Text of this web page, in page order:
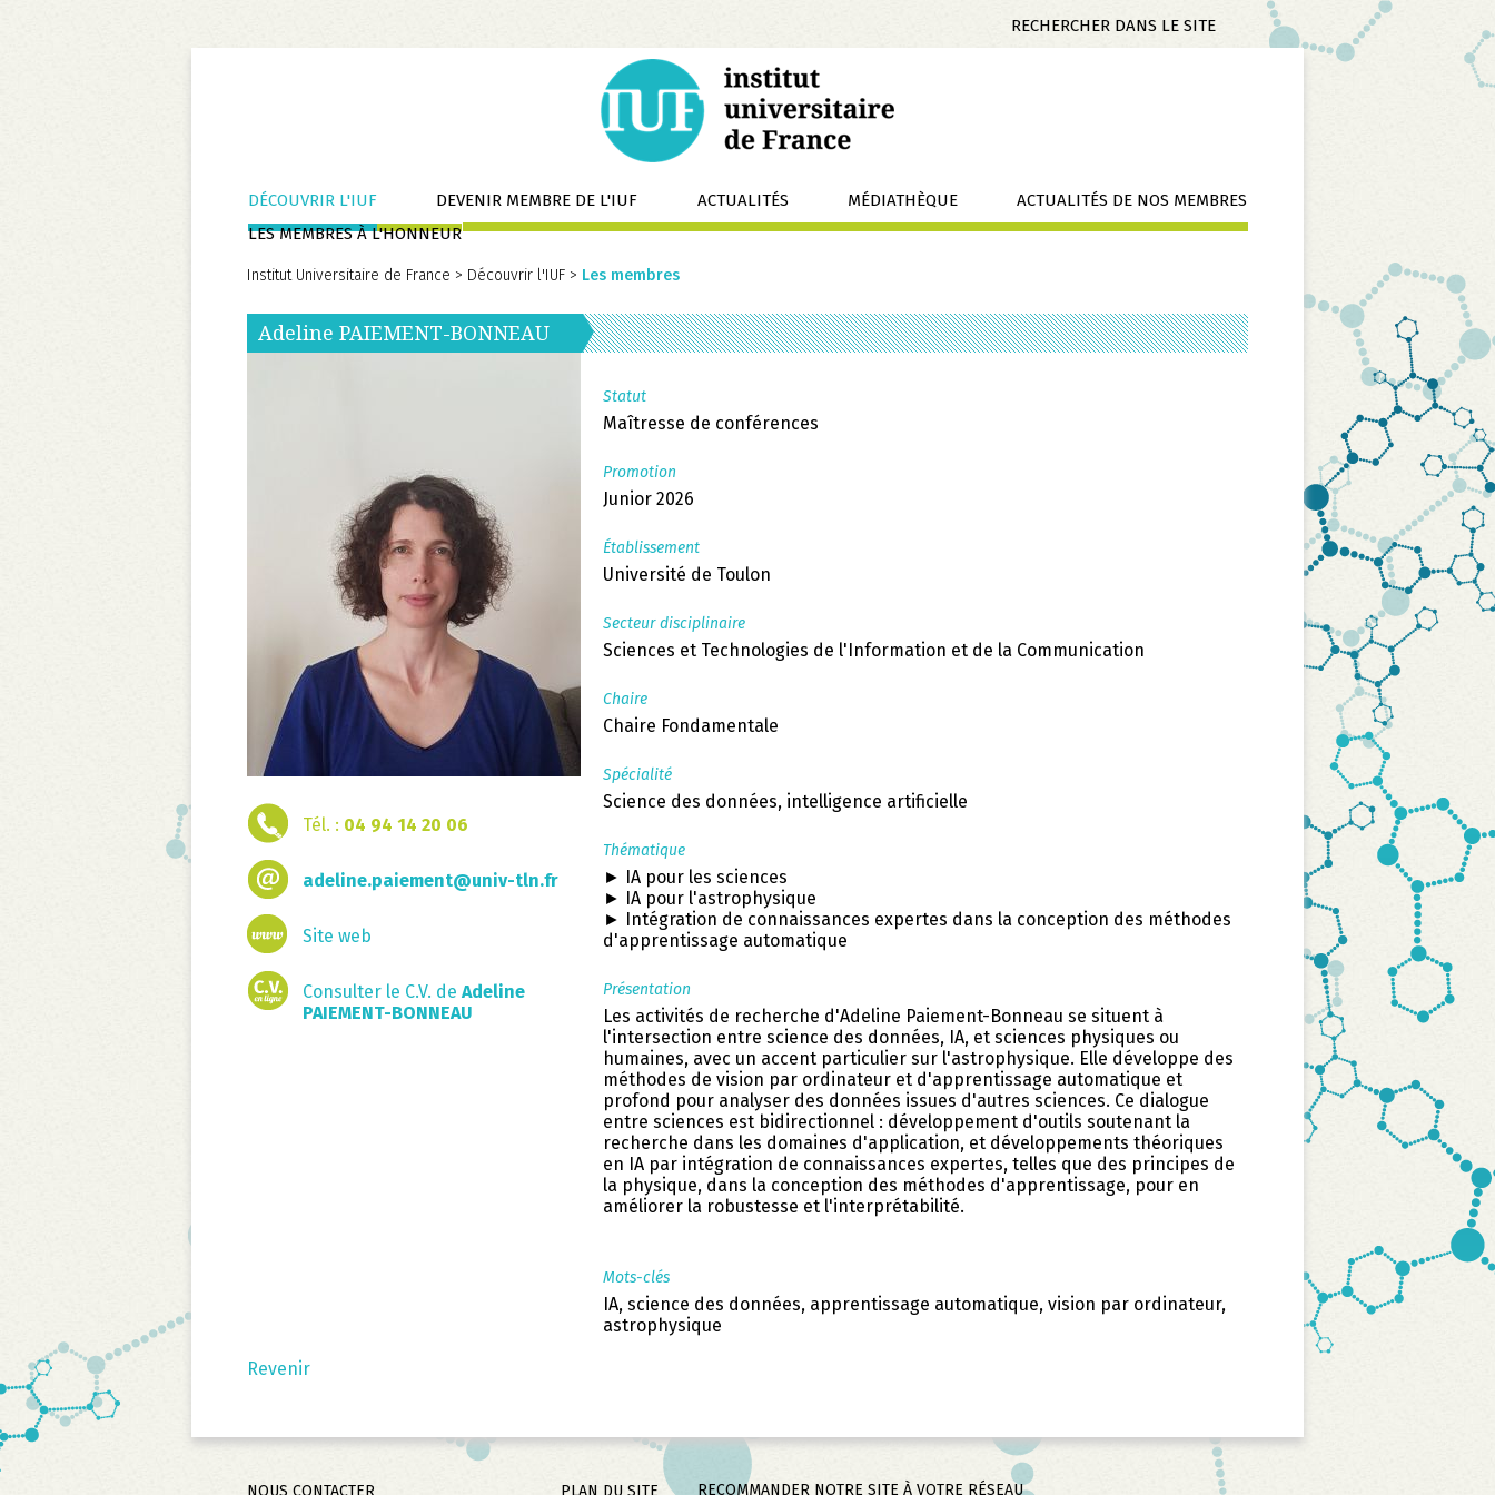
Mots-
Aller
au
contenu
DÉCOUVRIR L'IUF DEVENIR MEMBRE DE L'IUF ACTUALITÉS MÉDIATHÈQUE
ACTUALITÉS DE NOS MEMBRES
LES MEMBRES À L'HONNEUR
Institut Universitaire de France > Découvrir l'IUF > Les membres
Adeline PAIEMENT-BONNEAU
Tél. : 04 94 14 20 06
adeline.paiement@univ-tln.fr
Site web
Consulter le C.V. de Adeline
PAIEMENT-BONNEAU
Statut
Maîtresse de conférences
Promotion
Junior 2026
Établissement
Université de Toulon
Secteur disciplinaire
Sciences et Technologies de l'Information et de la Communication
Chaire
Chaire Fondamentale
Spécialité
Science des données, intelligence artificielle
Thématique
► IA pour les sciences
► IA pour l'astrophysique
► Intégration de connaissances expertes dans la conception des méthodes
d'apprentissage automatique
Présentation
Les activités de recherche d'Adeline Paiement-Bonneau se situent à
l'intersection entre science des données, IA, et sciences physiques ou
humaines, avec un accent particulier sur l'astrophysique. Elle développe des
méthodes de vision par ordinateur et d'apprentissage automatique et
profond pour analyser des données issues d'autres sciences. Ce dialogue
entre sciences est bidirectionnel : développement d'outils soutenant la
recherche dans les domaines d'application, et développements théoriques
en IA par intégration de connaissances expertes, telles que des principes de
la physique, dans la conception des méthodes d'apprentissage, pour en
améliorer la robustesse et l'interprétabilité.
Mots-clés
IA, science des données, apprentissage automatique, vision par ordinateur,
astrophysique
Revenir
NOUS CONTACTER PLAN DU SITE RECOMMANDER NOTRE SITE À VOTRE RÉSEAU